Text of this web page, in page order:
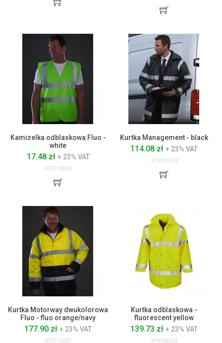
Kamizelka odblaskowa Fluo -
white
17.48 zł + 23% VAT
402770003
Kurtka Management - black
114.08 zł + 23% VAT
410331013
Kurtka Motorway dwukolorowa
Fluo - fluo orange/navy
177.90 zł + 23% VAT
410774521
Kurtka odblaskowa -
fluorescent yellow
139.73 zł + 23% VAT
418336053